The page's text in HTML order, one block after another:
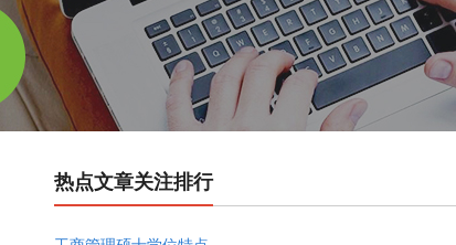
热点文章关注排行